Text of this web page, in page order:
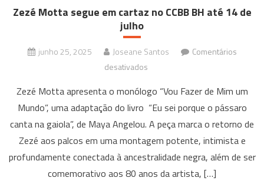
Zezé Motta segue em cartaz no CCBB BH até 14 de
julho
junho 25, 2025 Joseane Santos
Comentários
desativados
Motta
segue
em
cartaz
no
CCBB
Zezé Motta apresenta o monólogo “Vou Fazer de Mim um
Mundo”, uma adaptação do livro “Eu sei porque o pássaro
canta na gaiola”, de Maya Angelou. A peça marca o retorno de
Zezé aos palcos em uma montagem potente, intimista e
profundamente conectada à ancestralidade negra, além de ser
comemorativo aos 80 anos da artista, […]